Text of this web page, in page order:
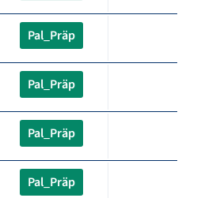
Pal_Präp
Pal_Präp
Pal_Präp
Pal_Präp